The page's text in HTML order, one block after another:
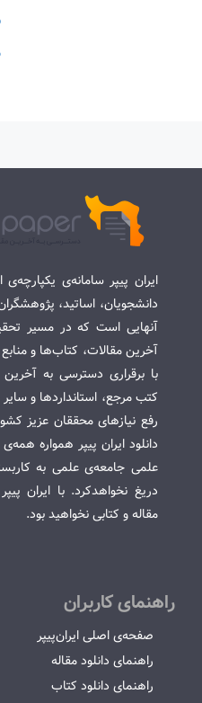
ایران پیپر سامانه‌ی
دانشجویان، اساتید،
آنهایی است که در مسیر
آخرین مقالات، کتاب‌ها و
با برقراری دسترسی به آخرین
کتب مرجع، استانداردها و
رفع نیازهای محققان عزیز
دانلود ایران پیپر همواره
علمی جامعه‌ی علمی به
دریغ نخواهدکرد. با ایران
مقاله و کتابی نخواهید بود.
راهنمای کاربران
صفحه‌ی اصلی ایران‌پیپر
راهنمای دانلود مقاله
راهنمای دانلود کتاب